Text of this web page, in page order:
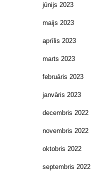
jūnijs 2023
maijs 2023
aprīlis 2023
marts 2023
februāris 2023
janvāris 2023
decembris 2022
novembris 2022
oktobris 2022
septembris 2022